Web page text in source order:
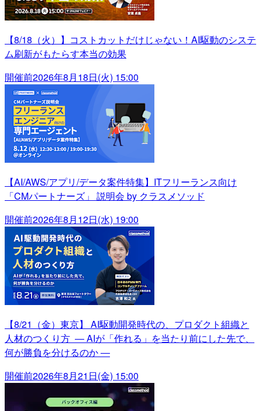
【8/18（火）】コストカットだけじゃない！AI駆動のシステ
ム刷新がもたらす本当の効果
開催前2026年8月18日(火) 15:00
【AI/AWS/アプリ/データ案件特集】ITフリーランス向け
「CMパートナーズ」 説明会 by クラスメソッド
開催前2026年8月12日(水) 19:00
【8/21（金）東京】 AI駆動開発時代の、プロダクト組織と
人材のつくり方 ― AIが「作れる」を当たり前にした先で、
何が勝負を分けるのか ―
開催前2026年8月21日(金) 15:00